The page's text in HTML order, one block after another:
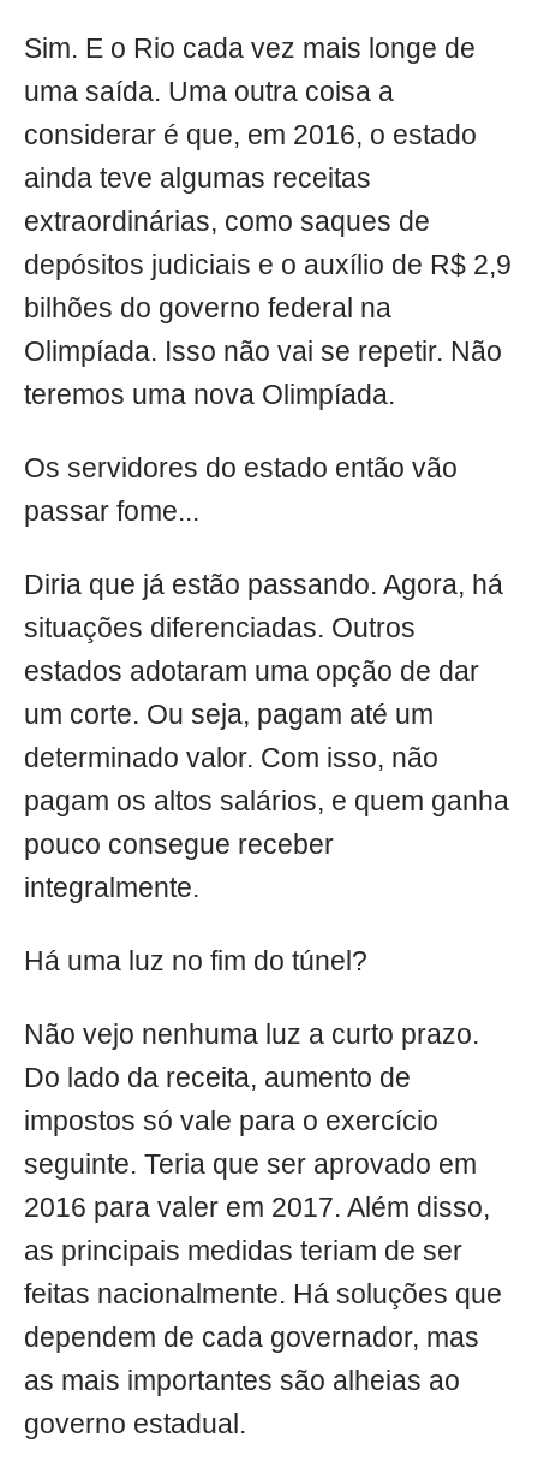
Sim. E o Rio cada vez mais longe de
uma saída. Uma outra coisa a
considerar é que, em 2016, o estado
ainda teve algumas receitas
extraordinárias, como saques de
depósitos judiciais e o auxílio de R$ 2,9
bilhões do governo federal na
Olimpíada. Isso não vai se repetir. Não
teremos uma nova Olimpíada.
Os servidores do estado então vão
passar fome...
Diria que já estão passando. Agora, há
situações diferenciadas. Outros
estados adotaram uma opção de dar
um corte. Ou seja, pagam até um
determinado valor. Com isso, não
pagam os altos salários, e quem ganha
pouco consegue receber
integralmente.
Há uma luz no fim do túnel?
Não vejo nenhuma luz a curto prazo.
Do lado da receita, aumento de
impostos só vale para o exercício
seguinte. Teria que ser aprovado em
2016 para valer em 2017. Além disso,
as principais medidas teriam de ser
feitas nacionalmente. Há soluções que
dependem de cada governador, mas
as mais importantes são alheias ao
governo estadual.